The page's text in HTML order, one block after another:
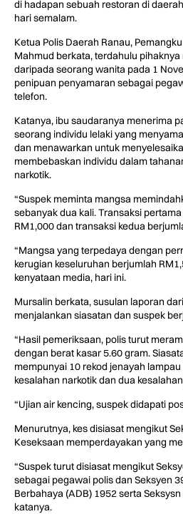
di hadapan sebuah restoran di
hari semalam.
Ketua Polis Daerah Ranau,
Mahmud berkata, terdahulu
daripada seorang wanita pada 1
penipuan penyamaran sebagai
telefon.
Katanya, ibu saudaranya menerima
seorang individu lelaki yang
dan menawarkan untuk
membebaskan individu dalam
narkotik.
“Suspek meminta mangsa
sebanyak dua kali. Transaksi
RM1,000 dan transaksi kedua
“Mangsa yang terpedaya dengan
kerugian keseluruhan berjumlah
kenyataan media, hari ini.
Mursalin berkata, susulan laporan
menjalankan siasatan dan suspek
“Hasil pemeriksaan, polis turut
dengan berat kasar 5.60 gram.
mempunyai 10 rekod jenayah
kesalahan narkotik dan dua
“Ujian air kencing, suspek didapati
Menurutnya, kes disiasat mengikut
Keseksaan memperdayakan yang
“Suspek turut disiasat mengikut
sebagai pegawai polis dan Seksyen
Berbahaya (ADB) 1952 serta Seksysn
katanya.